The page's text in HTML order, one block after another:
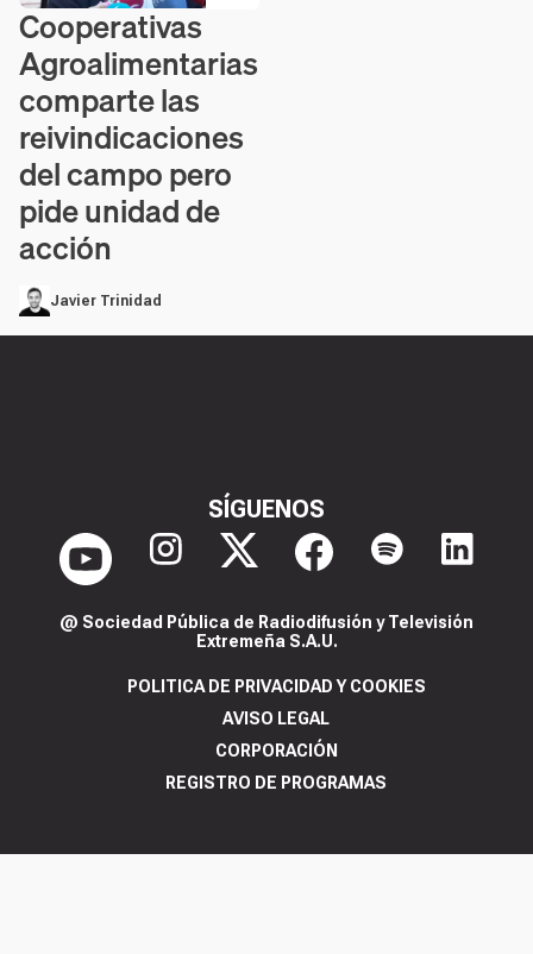
Contenido en vídeo
Cooperativas
Agroalimentarias
comparte las
reivindicaciones
del campo pero
pide unidad de
acción
Javier Trinidad
SÍGUENOS
@ Sociedad Pública de Radiodifusión y Televisión
Extremeña S.A.U.
POLITICA DE PRIVACIDAD Y COOKIES
AVISO LEGAL
CORPORACIÓN
REGISTRO DE PROGRAMAS